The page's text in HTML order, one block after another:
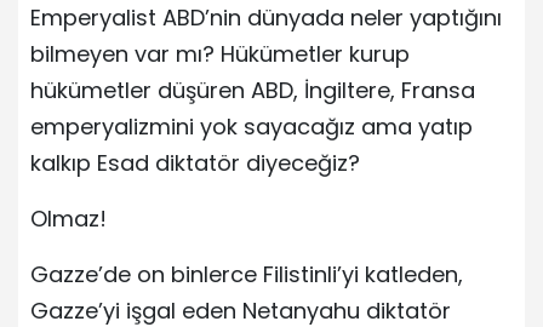
Emperyalist ABD’nin dünyada neler yaptığını
bilmeyen var mı? Hükümetler kurup
hükümetler düşüren ABD, İngiltere, Fransa
emperyalizmini yok sayacağız ama yatıp
kalkıp Esad diktatör diyeceğiz?
Olmaz!
Gazze’de on binlerce Filistinli’yi katleden,
Gazze’yi işgal eden Netanyahu diktatör